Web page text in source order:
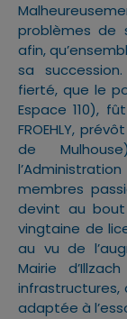
problèmes de
afin,
sa
fierté, que le
Espace 110),
FROEHLY,
de
membres
devint au bout
vingtaine de
au vu de
Mairie
infrastructures,
adaptée à